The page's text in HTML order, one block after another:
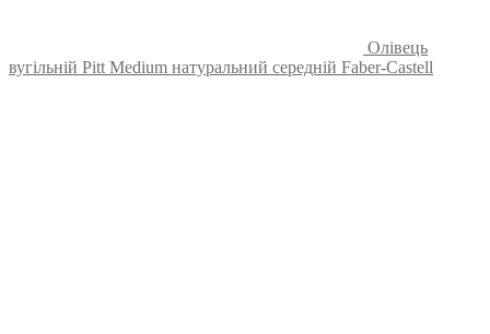
Олівець
вугільній Pitt Medium натуральний середній Faber-Castell